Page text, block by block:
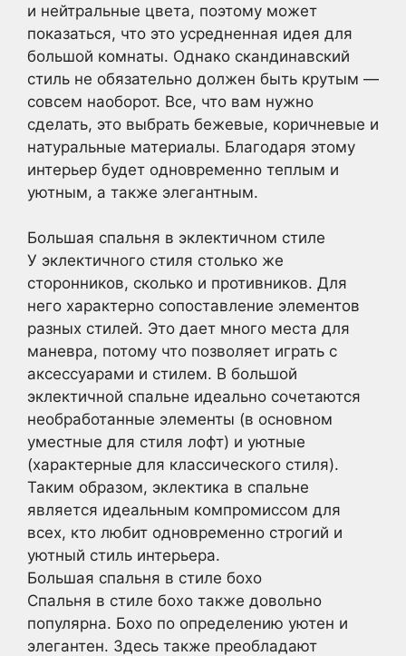
и нейтральные цвета, поэтому может
показаться, что это усредненная идея для
большой комнаты. Однако скандинавский
стиль не обязательно должен быть крутым —
совсем наоборот. Все, что вам нужно
сделать, это выбрать бежевые, коричневые и
натуральные материалы. Благодаря этому
интерьер будет одновременно теплым и
уютным, а также элегантным.
Большая спальня в эклектичном стиле
У эклектичного стиля столько же
сторонников, сколько и противников. Для
него характерно сопоставление элементов
разных стилей. Это дает много места для
маневра, потому что позволяет играть с
аксессуарами и стилем. В большой
эклектичной спальне идеально сочетаются
необработанные элементы (в основном
уместные для стиля лофт) и уютные
(характерные для классического стиля).
Таким образом, эклектика в спальне
является идеальным компромиссом для
всех, кто любит одновременно строгий и
уютный стиль интерьера.
Большая спальня в стиле бохо
Спальня в стиле бохо также довольно
популярна. Бохо по определению уютен и
элегантен. Здесь также преобладают